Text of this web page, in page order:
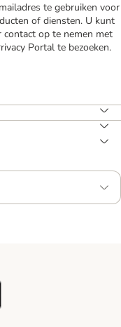
te gebruiken voor
of diensten. U kunt
op te nemen met
Portal te bezoeken.